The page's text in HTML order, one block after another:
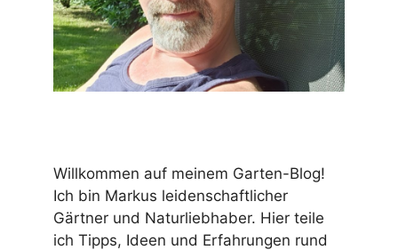
Willkommen auf meinem Garten-Blog!
Ich bin Markus leidenschaftlicher
Gärtner und Naturliebhaber. Hier teile
ich Tipps, Ideen und Erfahrungen rund